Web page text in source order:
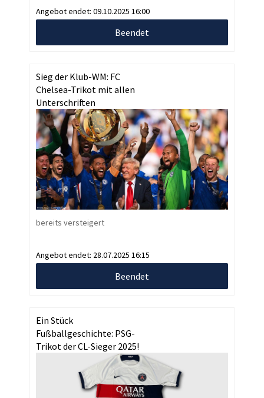
Angebot endet: 09.10.2025 16:00
Beendet
Sieg der Klub-WM: FC
Chelsea-Trikot mit allen
Unterschriften
bereits versteigert
Angebot endet: 28.07.2025 16:15
Beendet
Ein Stück
Fußballgeschichte: PSG-
Trikot der CL-Sieger 2025!